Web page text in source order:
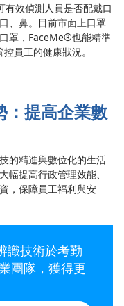
有效偵測人員是否配戴口
、鼻。目前市面上口罩
罩，FaceMe®也能精準
員工的健康狀況。
：提高企業數
的精進與數位化的生活
幅提高行政管理效能、
，保障員工福利與安
識技術於考勤
團隊，獲得更